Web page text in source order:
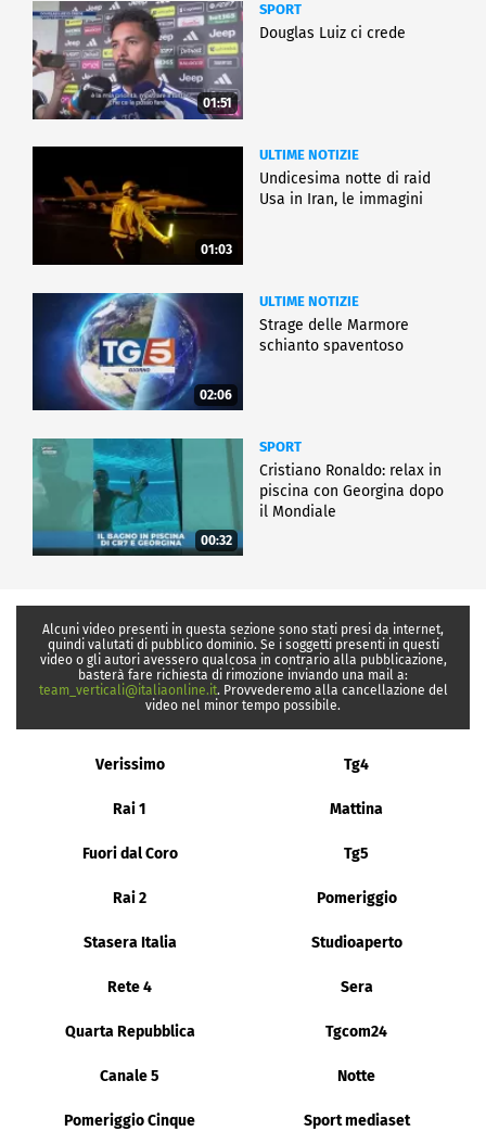
01:51
SPORT
Douglas Luiz ci crede
01:03
ULTIME NOTIZIE
Undicesima notte di raid
Usa in Iran, le immagini
02:06
ULTIME NOTIZIE
Strage delle Marmore
schianto spaventoso
00:32
SPORT
Cristiano Ronaldo: relax in
piscina con Georgina dopo
il Mondiale
Alcuni video presenti in questa sezione sono stati presi da internet,
quindi valutati di pubblico dominio. Se i soggetti presenti in questi
video o gli autori avessero qualcosa in contrario alla pubblicazione,
basterà fare richiesta di rimozione inviando una mail a:
team_verticali@italiaonline.it. Provvederemo alla cancellazione del
video nel minor tempo possibile.
Verissimo Tg4
Rai 1 Mattina
Fuori dal Coro Tg5
Rai 2 Pomeriggio
Stasera Italia Studioaperto
Rete 4 Sera
Quarta Repubblica Tgcom24
Canale 5 Notte
Pomeriggio Cinque Sport mediaset